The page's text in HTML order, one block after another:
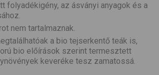
folyadékigény, az ásványi anyagok és a
nem tartalmaznak.
a bio tejserkentő teák is,
bio előírások szerint termesztett
keveréke tesz zamatossá.